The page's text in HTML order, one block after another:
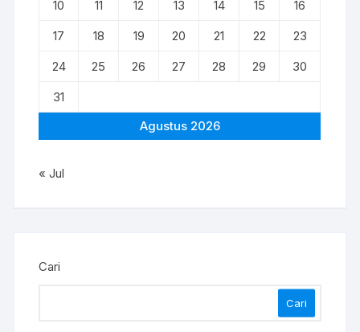
Agustus 2026
10
11 12 13 14 15
16
17
18 19 20 21 22
23
24
25 26 27 28 29
30
31
« Jul
Cari
Cari